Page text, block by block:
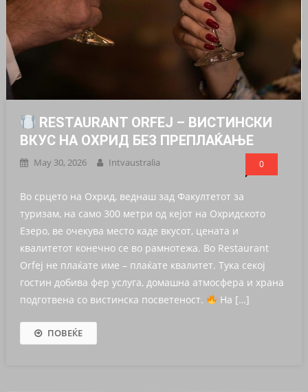
RESTAURANT ORFEJ – ВИСТИНСКИ
ВКУС НА ОХРИД БЕЗ ПРЕПЛАЌАЊЕ
May 30, 2026 Intvaustralia 0
Во срцето на Охрид, веднаш зад Факултетот за
туризам, на само 300 метри од кејот на Охридското
Езеро, ве очекува место каде вкусот, цената и
квалитетот конечно се во рамнотежа. Во Restaurant
Orfej не плаќате име – плаќате квалитет. Тука секој
гостин добива фер услуга, домашна атмосфера и храна
подготвена со вистинска посветеност.
На […]
ПОВЕЌЕ